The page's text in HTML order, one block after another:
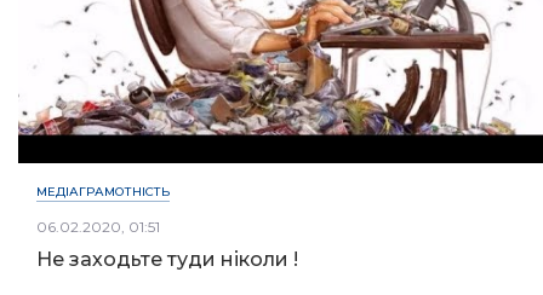
МЕДІАГРАМОТНІСТЬ
06.02.2020, 01:51
Не заходьте туди ніколи !